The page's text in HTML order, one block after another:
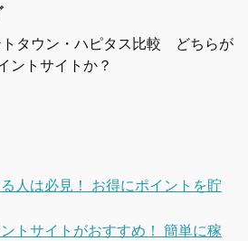
トタウン・ハピタス比較 どちらが
ントサイトか？
人は必見！ お得にポイントを貯
トサイトがおすすめ！ 簡単に稼